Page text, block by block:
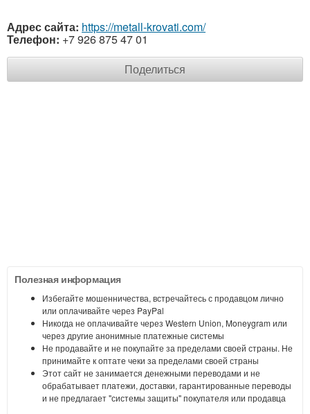
Адрес сайта: https://metall-krovati.com/
Телефон: +7 926 875 47 01
Поделиться
Полезная информация
Избегайте мошенничества, встречайтесь с продавцом лично
или оплачивайте через PayPal
Никогда не оплачивайте через Western Union, Moneygram или
через другие анонимные платежные системы
Не продавайте и не покупайте за пределами своей страны. Не
принимайте к оптате чеки за пределами своей страны
Этот сайт не занимается денежными переводами и не
обрабатывает платежи, доставки, гарантированные переводы
и не предлагает "системы защиты" покупателя или продавца